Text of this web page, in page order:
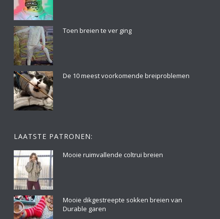
Toen breien te ver ging
De 10 meest voorkomende breiproblemen
LAATSTE PATRONEN:
Mooie ruimvallende coltrui breien
Mooie dikgestreepte sokken breien van
Durable garen